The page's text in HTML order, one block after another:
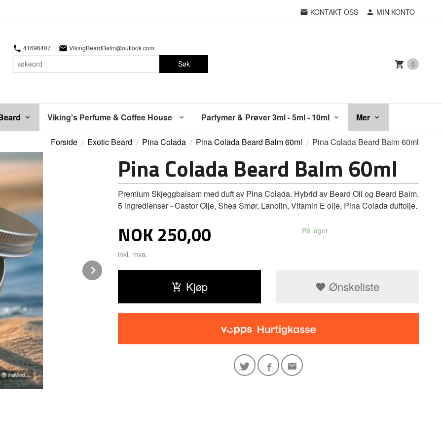
KONTAKT OSS MIN KONTO
41696407 VikingBeardBalm@outlook.com
Søk 0
Viking's Perfume & Coffee House Parfymer & Prøver 3ml - 5ml - 10ml Mer
Forside Exotic Beard Pina Colada Pina Colada Beard Balm 60ml Pina Colada Beard Balm 60ml
Next
Pina Colada Beard Balm 60ml
Premium Skjeggbalsam med duft av Pina Colada. Hybrid av Beard Oil og Beard Balm.
5 ingredienser - Castor Olje, Shea Smør, Lanolin, Vitamin E olje, Pina Colada duftolje.
Pris
NOK 250,00
inkl. mva.
På lager
Kjøp Ønskeliste